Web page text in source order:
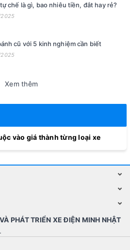
chế là gì, bao nhiêu tiền, đắt hay rẻ?
2025
cũ với 5 kinh nghiệm cần biết
2025
Xem thêm
vào giá thành từng loại xe
PHÁT TRIỂN XE ĐIỆN MINH NHẬT